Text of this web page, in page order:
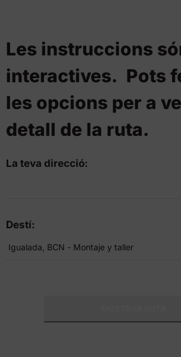
Les instruccions
interactives. Pots
les opcions per a
detall de la ruta.
La teva direcció:
Destí: